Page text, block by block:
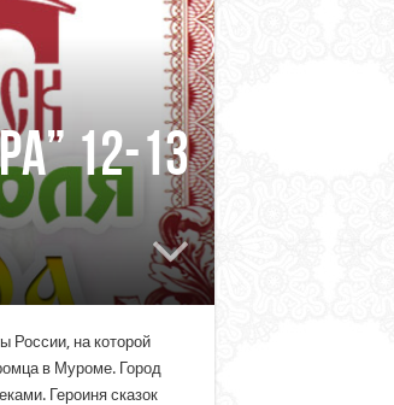
12-13
России, на которой
в Муроме. Город
Героиня сказок